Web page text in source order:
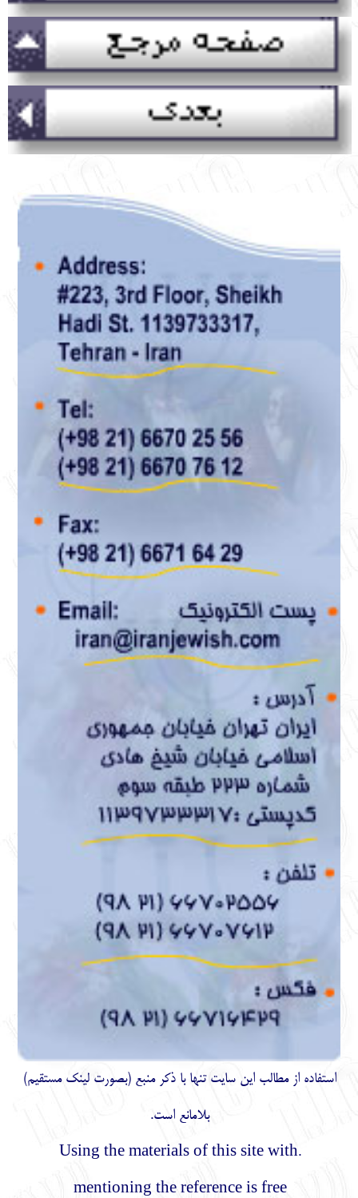
استفاده از مطالب اين سايت تنها با ذكر منبع (بصورت لینک مستقیم)
بلامانع است.
.Using the materials of this site with
mentioning the reference is free